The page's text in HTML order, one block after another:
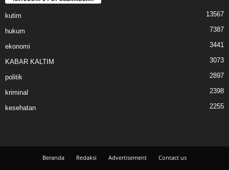
kutim 13567
hukum 7387
ekonomi 3441
KABAR KALTIM 3073
politik 2897
kriminal 2398
kesehatan 2255
Beranda Redaksi Advertisement
Contact us